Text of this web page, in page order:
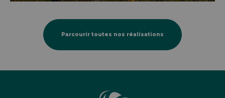
Parcourir toutes nos réalisations